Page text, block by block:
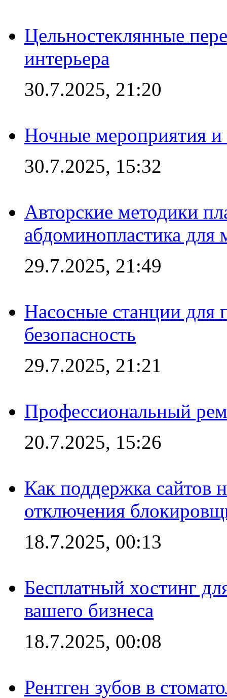
Цельностеклянные
интерьера
30.7.2025, 21:20
Ночные мероприятия и
30.7.2025, 15:32
Авторские методики
абдоминопластика для
29.7.2025, 21:49
Насосные станции для
безопасность
29.7.2025, 21:21
Профессиональный
20.7.2025, 15:26
Как поддержка сайтов
отключения
18.7.2025, 00:13
Бесплатный хостинг
вашего бизнеса
18.7.2025, 00:08
Рентген зубов в